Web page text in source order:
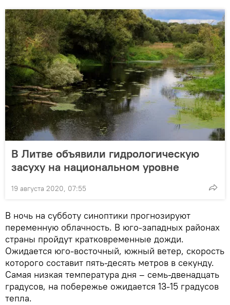
В Литве объявили гидрологическую
засуху на национальном уровне
19 августа 2020, 07:55
В ночь на субботу синоптики прогнозируют
переменную облачность. В юго-западных районах
страны пройдут кратковременные дожди.
Ожидается юго-восточный, южный ветер, скорость
которого составит пять-десять метров в секунду.
Самая низкая температура дня – семь-двенадцать
градусов, на побережье ожидается 13-15 градусов
тепла.